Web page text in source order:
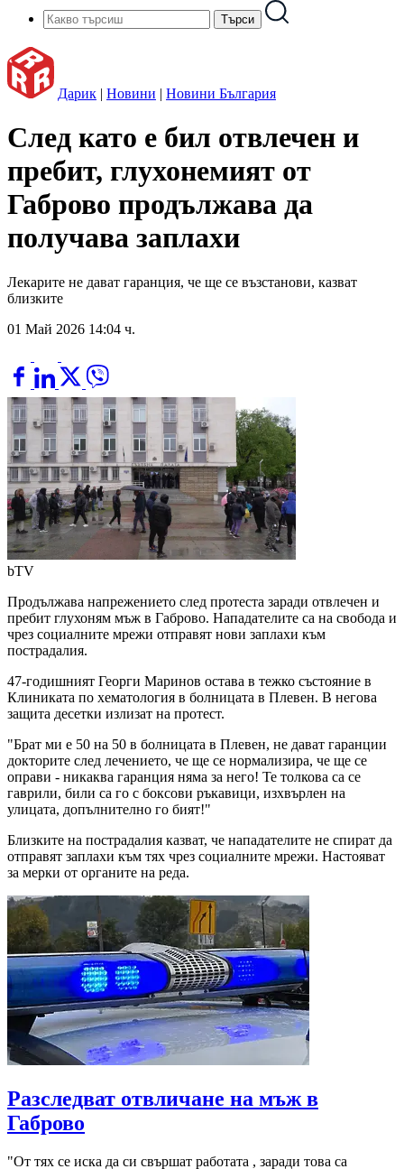
Дарик | Новини | Новини България
След като е бил отвлечен и
пребит, глухонемият от
Габрово продължава да
получава заплахи
Лекарите не дават гаранция, че ще се възстанови, казват
близките
01 Май 2026 14:04 ч.
bTV
Продължава напрежението след протеста заради отвлечен и
пребит глухоням мъж в Габрово. Нападателите са на свобода и
чрез социалните мрежи отправят нови заплахи към
пострадалия.
47-годишният Георги Маринов остава в тежко състояние в
Клиниката по хематология в болницата в Плевен. В негова
защита десетки излизат на протест.
"Брат ми е 50 на 50 в болницата в Плевен, не дават гаранции
докторите след лечението, че ще се нормализира, че ще се
оправи - никаква гаранция няма за него! Те толкова са се
гаврили, били са го с боксови ръкавици, изхвърлен на
улицата, допълнително го бият!"
Близките на пострадалия казват, че нападателите не спират да
отправят заплахи към тях чрез социалните мрежи. Настояват
за мерки от органите на реда.
Разследват отвличане на мъж в
Габрово
"От тях се иска да си свършат работата , заради това са